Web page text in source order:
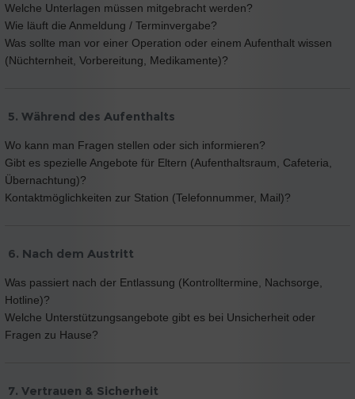
Welche Unterlagen müssen mitgebracht werden?
Wie läuft die Anmeldung / Terminvergabe?
Was sollte man vor einer Operation oder einem Aufenthalt wissen
(Nüchternheit, Vorbereitung, Medikamente)?
5. Während des Aufenthalts
Wo kann man Fragen stellen oder sich informieren?
Gibt es spezielle Angebote für Eltern (Aufenthaltsraum, Cafeteria,
Übernachtung)?
Kontaktmöglichkeiten zur Station (Telefonnummer, Mail)?
6. Nach dem Austritt
Was passiert nach der Entlassung (Kontrolltermine, Nachsorge,
Hotline)?
Welche Unterstützungsangebote gibt es bei Unsicherheit oder
Fragen zu Hause?
7. Vertrauen & Sicherheit